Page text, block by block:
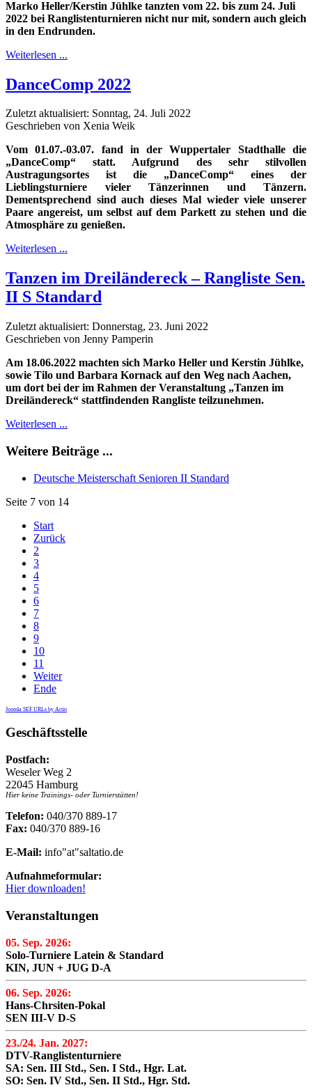
Marko Heller/Kerstin Jühlke tanzten vom 22. bis zum 24. Juli
2022 bei Ranglistenturnieren nicht nur mit, sondern auch gleich
in den Endrunden.
Weiterlesen ...
DanceComp 2022
Zuletzt aktualisiert: Sonntag, 24. Juli 2022
Geschrieben von Xenia Weik
Vom 01.07.-03.07. fand in der Wuppertaler Stadthalle die
„DanceComp“ statt. Aufgrund des sehr stilvollen
Austragungsortes ist die „DanceComp“ eines der
Lieblingsturniere vieler Tänzerinnen und Tänzern.
Dementsprechend sind auch dieses Mal wieder viele unserer
Paare angereist, um selbst auf dem Parkett zu stehen und die
Atmosphäre zu genießen.
Weiterlesen ...
Tanzen im Dreiländereck – Rangliste Sen.
II S Standard
Zuletzt aktualisiert: Donnerstag, 23. Juni 2022
Geschrieben von Jenny Pamperin
Am 18.06.2022 machten sich Marko Heller und Kerstin Jühlke,
sowie Tilo und Barbara Kornack auf den Weg nach Aachen,
um dort bei der im Rahmen der Veranstaltung „Tanzen im
Dreiländereck“ stattfindenden Rangliste teilzunehmen.
Weiterlesen ...
Weitere Beiträge ...
Deutsche Meisterschaft Senioren II Standard
Seite 7 von 14
Start
Zurück
2
3
4
5
6
7
8
9
10
11
Weiter
Ende
Joomla SEF URLs by Artio
Geschäftsstelle
Postfach:
Weseler Weg 2
22045 Hamburg
Hier keine Trainings- oder Turnierstätten!
Telefon: 040/370 889-17
Fax: 040/370 889-16
E-Mail: info"at"saltatio.de
Aufnahmeformular:
Hier downloaden!
Veranstaltungen
05. Sep. 2026:
Solo-Turniere Latein & Standard
KIN, JUN + JUG D-A
06. Sep. 2026:
Hans-Chrsiten-Pokal
SEN III-V D-S
23./24. Jan. 2027:
DTV-Ranglistenturniere
SA: Sen. III Std., Sen. I Std., Hgr. Lat.
SO: Sen. IV Std., Sen. II Std., Hgr. Std.